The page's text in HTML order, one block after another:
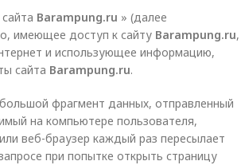
Barampung.ru » (далее
имеющее доступ к сайту Barampung.ru,
и использующее информацию,
сайта Barampung.ru.
фрагмент данных, отправленный
на компьютере пользователя,
веб-браузер каждый раз пересылает
при попытке открыть страницу